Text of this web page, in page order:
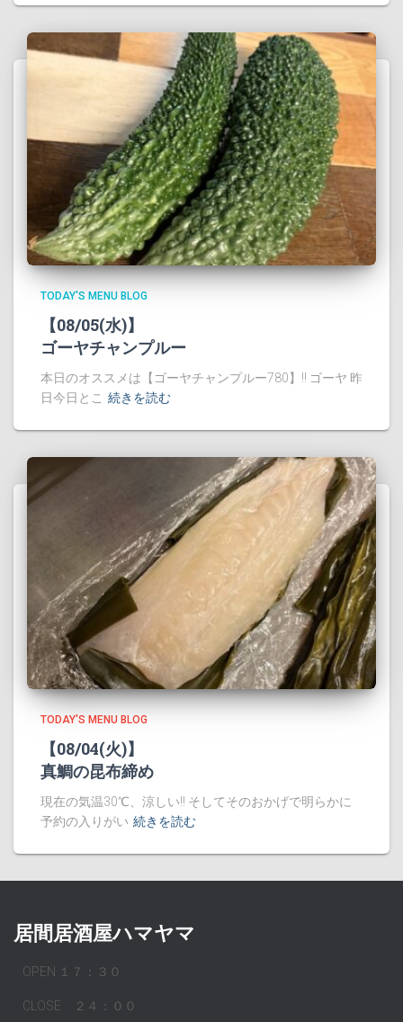
TODAY'S MENU BLOG
【08/05(水)】
ゴーヤチャンプルー
本日のオススメは【ゴーヤチャンプルー780】!! ゴーヤ 昨
日今日とこ 続きを読む
TODAY'S MENU BLOG
【08/04(火)】
真鯛の昆布締め
現在の気温30℃、涼しい!! そしてそのおかげで明らかに
予約の入りがい 続きを読む
居間居酒屋ハマヤマ
OPEN １７：３０
CLOSE ２４：００